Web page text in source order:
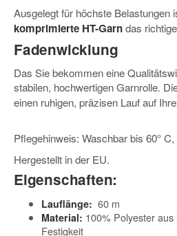
Ausgelegt für höchste Belastungen
komprimierte HT-Garndas
Fadenwicklung
Das Sie bekommen eine
stabilen, hochwertigen Garnrolle.
einen ruhigen, präzisen Lauf auf
Pflegehinweis: Waschbar bis 60°
Hergestellt in der EU.
Eigenschaften:
Lauflänge: 60 m
Material: 100% Polyester
Festigkeit